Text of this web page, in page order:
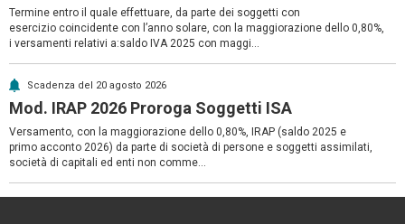
Termine entro il quale effettuare, da parte dei soggetti con
esercizio coincidente con l’anno solare, con la maggiorazione dello 0,80%,
i versamenti relativi a:saldo IVA 2025 con maggi...
Scadenza del 20 agosto 2026
Mod. IRAP 2026 Proroga Soggetti ISA
Versamento, con la maggiorazione dello 0,80%, IRAP (saldo 2025 e
primo acconto 2026) da parte di società di persone e soggetti assimilati,
società di capitali ed enti non comme...